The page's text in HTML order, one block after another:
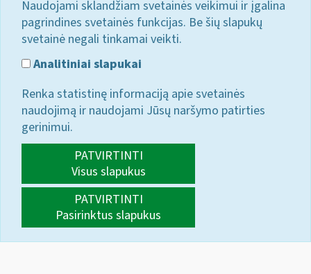
Naudojami sklandžiam svetainės veikimui ir įgalina
pagrindines svetainės funkcijas. Be šių slapukų
svetainė negali tinkamai veikti.
Analitiniai slapukai
Renka statistinę informaciją apie svetainės
naudojimą ir naudojami Jūsų naršymo patirties
gerinimui.
PATVIRTINTI
Visus slapukus
PATVIRTINTI
Pasirinktus slapukus